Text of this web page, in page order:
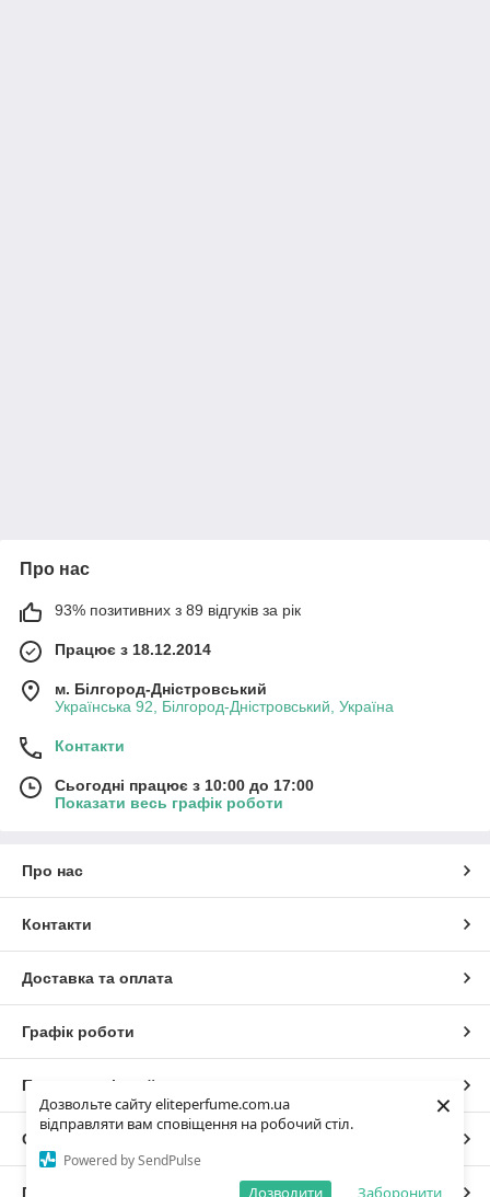
Дозвольте сайту eliteperfume.com.ua
відправляти вам сповіщення на робочий стіл.
Powered by SendPulse
Заборонити
Дозволити
×
Про нас
93% позитивних з 89 відгуків за рік
Працює з 18.12.2014
м. Білгород-Дністровський
Українська 92, Білгород-Дністровський, Україна
Контакти
Сьогодні працює з 10:00 до 17:00
Показати весь графік роботи
Про нас
Контакти
Доставка та оплата
Графік роботи
Повна версія сайту
Сайт створено на маркетплейсі
Політика конфіденційності